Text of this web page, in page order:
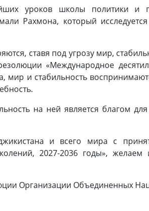
уроков школы политики и
Рахмона, который
ставя под угрозу мир,
«Международное
мир и стабильность
на ней является благом для
и всего мира с
2027-2036 годы»,
Организации Объединенных